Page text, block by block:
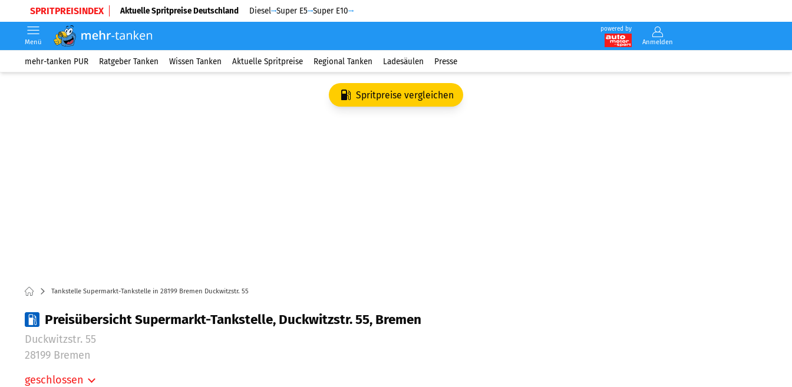
SPRITPREISINDEX Aktuelle Spritpreise Deutschland Diesel Super E5 Super E10
powered by
Anmelden
Menü
mehr-tanken PUR Ratgeber Tanken Wissen Tanken Aktuelle Spritpreise Regional Tanken Ladesäulen Presse
Spritpreise vergleichen
Tankstelle Supermarkt-Tankstelle in 28199 Bremen Duckwitzstr. 55
Preisübersicht Supermarkt-Tankstelle, Duckwitzstr. 55, Bremen
Duckwitzstr. 55
28199 Bremen
geschlossen